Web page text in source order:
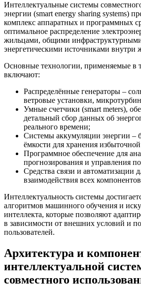
Интеллектуальные системы
энергии (smart energy sharing systems)
комплекс аппаратных и программных
оптимальное распределение
жильцами, общими
энергетическими источниками внутри
Основные технологии, применяемые в
включают:
Распределённые генераторы –
ветровые установки,
Умные счетчики (smart meters),
детальный сбор данных об
реального времени;
Системы аккумуляции энергии –
ёмкости для хранения
Программное обеспечение для
прогнозирования и управления
Средства связи и автоматизации
взаимодействия всех
Интеллектуальность системы
алгоритмов машинного обучения и
интеллекта, которые позволяют
в зависимости от внешних условий и
пользователей.
Архитектура и
интеллектуальной
совместного